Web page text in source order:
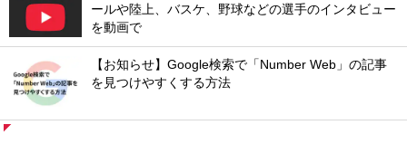
ールや陸上、バスケ、野球などの選手のインタビュー
を動画で
【お知らせ】Google検索で「Number Web」の記事
を見つけやすくする方法